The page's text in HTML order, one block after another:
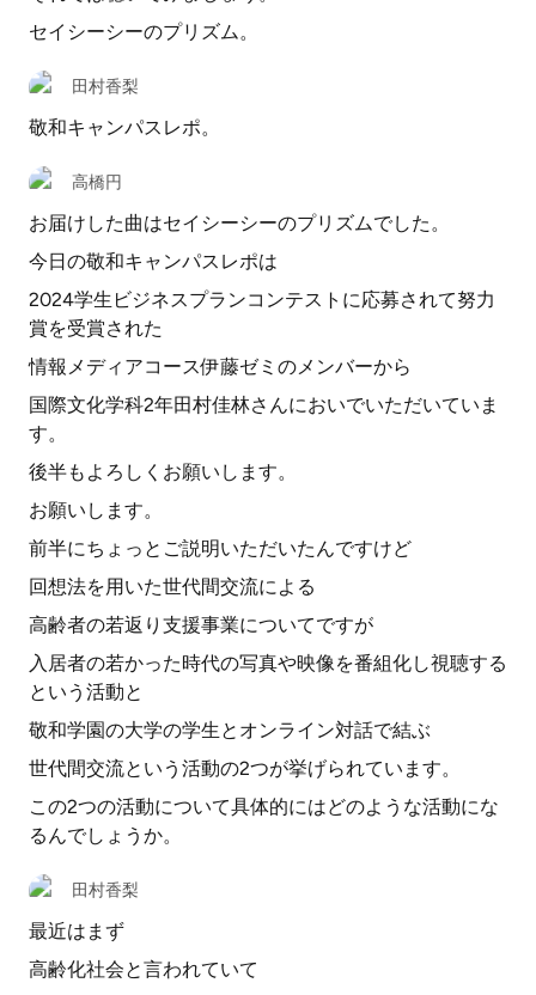
セイシーシーのプリズム。
田村香梨
敬和キャンパスレポ。
高橋円
お届けした曲はセイシーシーのプリズムでした。
今日の敬和キャンパスレポは
2024学生ビジネスプランコンテストに応募されて努力
賞を受賞された
情報メディアコース伊藤ゼミのメンバーから
国際文化学科2年田村佳林さんにおいでいただいていま
す。
後半もよろしくお願いします。
お願いします。
前半にちょっとご説明いただいたんですけど
回想法を用いた世代間交流による
高齢者の若返り支援事業についてですが
入居者の若かった時代の写真や映像を番組化し視聴する
という活動と
敬和学園の大学の学生とオンライン対話で結ぶ
世代間交流という活動の2つが挙げられています。
この2つの活動について具体的にはどのような活動にな
るんでしょうか。
田村香梨
最近はまず
高齢化社会と言われていて